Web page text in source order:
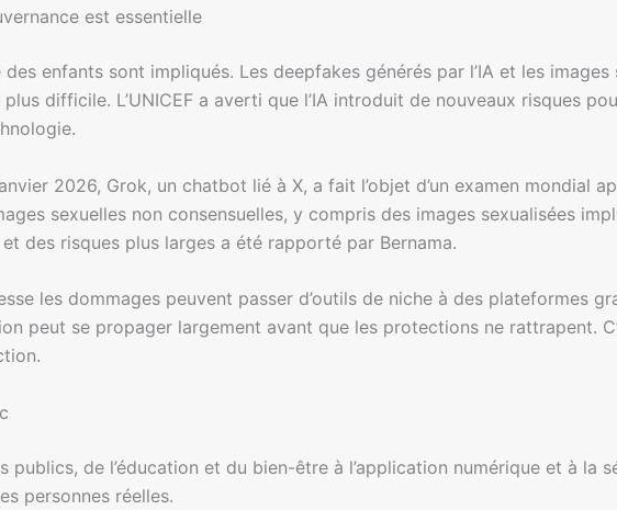
est essentielle
enfants sont impliqués. Les deepfakes générés par l’IA et les
difficile. L’UNICEF a averti que l’IA introduit de nouveaux risques
2026, Grok, un chatbot lié à X, a fait l’objet d’un examen mondial
sexuelles non consensuelles, y compris des images sexualisées
des risques plus larges a été rapporté par Bernama.
les dommages peuvent passer d’outils de niche à des plateformes
peut se propager largement avant que les protections ne rattrapent.
publics, de l’éducation et du bien-être à l’application numérique et à la
personnes réelles.